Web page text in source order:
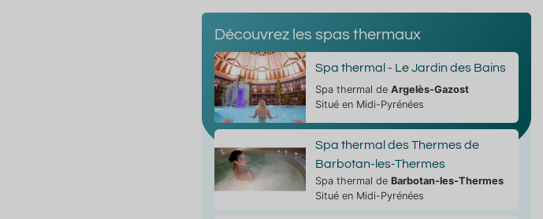
Découvrez les spas thermaux
Spa thermal - Le Jardin des Bains
Spa thermal de Argelès-Gazost
Situé en Midi-Pyrénées
Spa thermal des Thermes de
Barbotan-les-Thermes
Spa thermal de Barbotan-les-Thermes
Situé en Midi-Pyrénées